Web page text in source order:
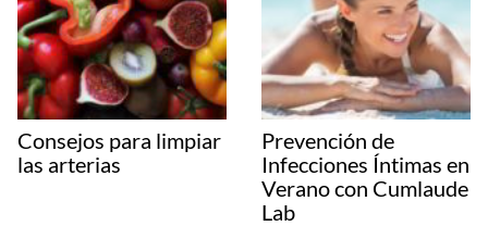
Consejos para limpiar
las arterias
Prevención de
Infecciones Íntimas en
Verano con Cumlaude
Lab